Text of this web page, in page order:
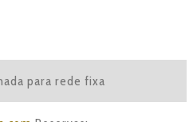
para rede fixa